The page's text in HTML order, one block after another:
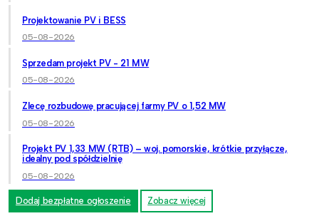
Projektowanie PV i BESS
05-08-2026
Sprzedam projekt PV - 21 MW
05-08-2026
Zlecę rozbudowę pracującej farmy PV o 1,52 MW
05-08-2026
Projekt PV 1,33 MW (RTB) – woj. pomorskie, krótkie przyłącze,
idealny pod spółdzielnię
05-08-2026
Dodaj bezpłatne ogłoszenie Zobacz więcej